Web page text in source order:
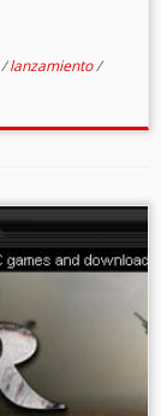
/lanzamiento/